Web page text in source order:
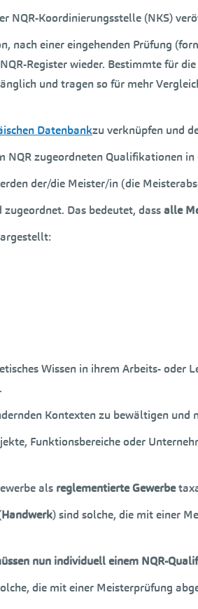
NQR-Koordinierungsstelle (NKS)
nach einer eingehenden Prüfung
Register wieder. Bestimmte für
und tragen so für mehr
Datenbankzu verknüpfen und
zugeordneten Qualifikationen
der/die Meister/in (die
Das bedeutet, dassalle
Wissen in ihrem Arbeits- oder
Kontexten zu bewältigen
Funktionsbereiche oder
als reglementierte Gewerbe
Handwerk) sind solche, die mit einer
nun individuell einem NQR-
die mit einer Meisterprüfung